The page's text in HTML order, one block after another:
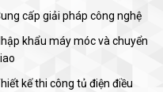
cấp giải pháp công nghệ
khẩu máy móc và chuyển
kế thi công tủ điện điều